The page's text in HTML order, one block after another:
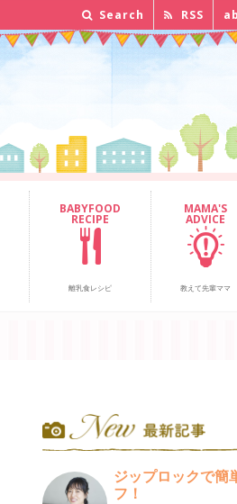
Search RSS
BABYFOOD
RECIPE
離乳食レシピ
MAMA'S
ADVICE
教えて先輩ママ
ジップロックで簡
フ！